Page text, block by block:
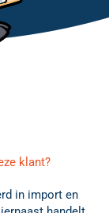
klant?
in import en